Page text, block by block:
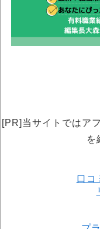
[PR]当サイトではア
を
口コ